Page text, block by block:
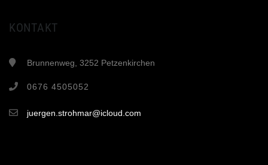
KONTAKT
Brunnenweg, 3252 Petzenkirchen
0676 4505052
juergen.strohmar@icloud.com